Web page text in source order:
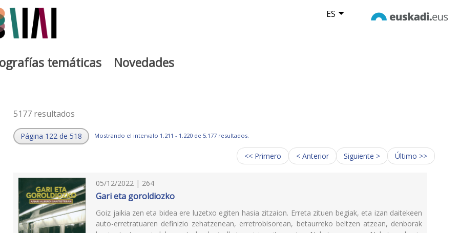
ES
temáticas Novedades
5177 resultados
Página 122 de 518 Mostrando el intervalo 1.211 - 1.220 de 5.177 resultados.
<< Primero < Anterior Siguiente > Último >>
05/12/2022 | 264
Gari eta goroldiozko
Goiz jaikia zen eta bidea ere luzetxo egiten hasia zitzaion. Erreta zituen begiak, eta izan daitekeen
auto-erretratuaren definizio zehatzenean, erretrobisorean, betaurreko beltzen atzean, denborak